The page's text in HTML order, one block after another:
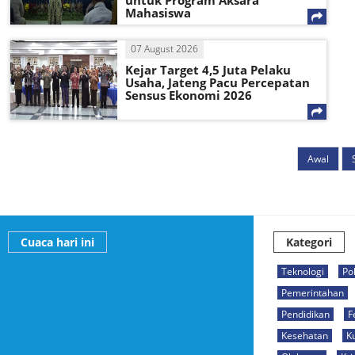
Mahasiswa
07 August 2026
Kejar Target 4,5 Juta Pelaku
Usaha, Jateng Pacu Percepatan
Sensus Ekonomi 2026
Awal
Cuaca hari ini Kategori
Teknologi
Pemerintahan
Pendidikan
Kesehatan